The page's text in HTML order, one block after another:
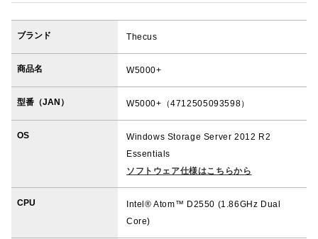
ブランド Thecus
商品名 W5000+
型番（JAN） W5000+（4712505093598）
OS
Windows Storage Server 2012 R2
Essentials
ソフトウェア仕様はこちらから
CPU
Intel® Atom™ D2550 (1.86GHz Dual
Core)